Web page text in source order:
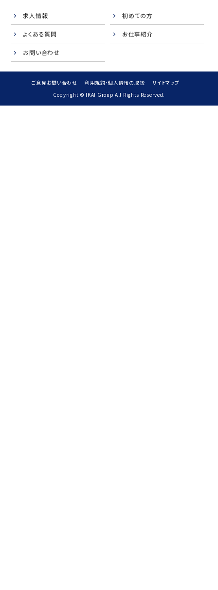
求人情報 初めての方
よくある質問 お仕事紹介
お問い合わせ
ご意見お問い合わせ 利用規約・個人情報の取扱
サイトマップ
Copyright © IKAI Group All Rights Reserved.